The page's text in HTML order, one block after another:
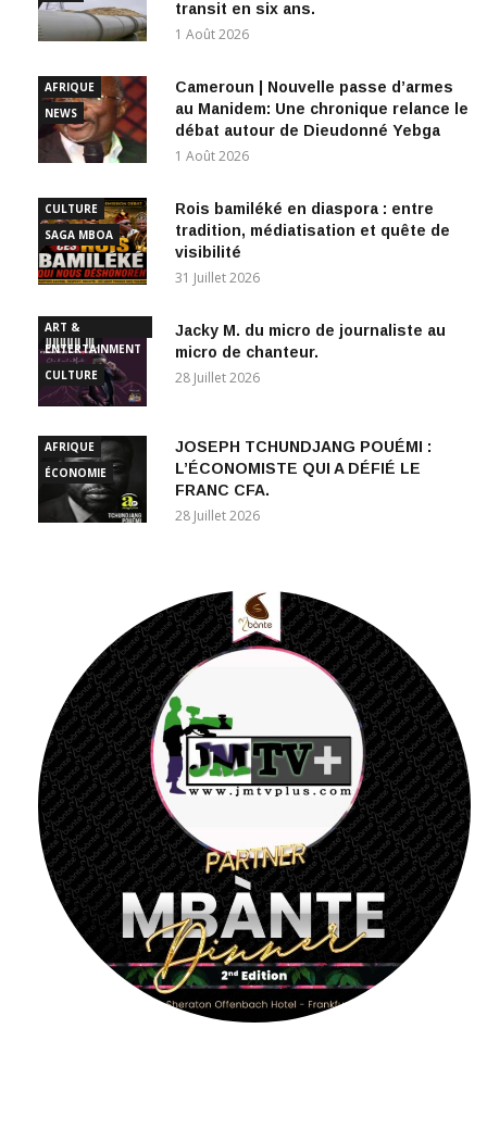
transit en six ans.
1 Août 2026
AFRIQUE
NEWS
Cameroun | Nouvelle passe d’armes
au Manidem: Une chronique relance le
débat autour de Dieudonné Yebga
1 Août 2026
CULTURE
SAGA MBOA
Rois bamiléké en diaspora : entre
tradition, médiatisation et quête de
visibilité
31 Juillet 2026
ART &
ENTERTAINMENT
CULTURE
Jacky M. du micro de journaliste au
micro de chanteur.
28 Juillet 2026
AFRIQUE
ÉCONOMIE
JOSEPH TCHUNDJANG POUÉMI :
L’ÉCONOMISTE QUI A DÉFIÉ LE
FRANC CFA.
28 Juillet 2026